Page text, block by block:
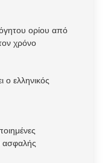
ορίου από
χρόνο
ελληνικός
ασφαλής